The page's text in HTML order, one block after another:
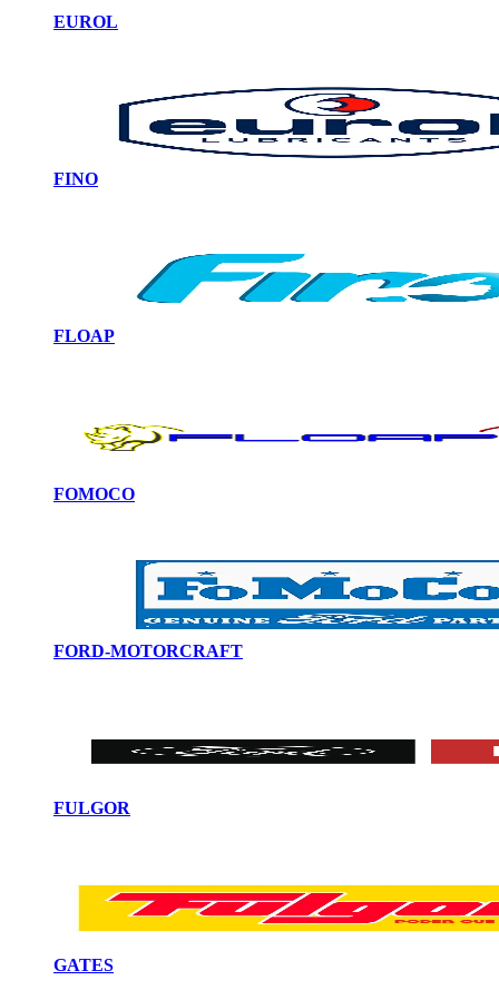
EUROL
FINO
FLOAP
FOMOCO
FORD-MOTORCRAFT
FULGOR
GATES